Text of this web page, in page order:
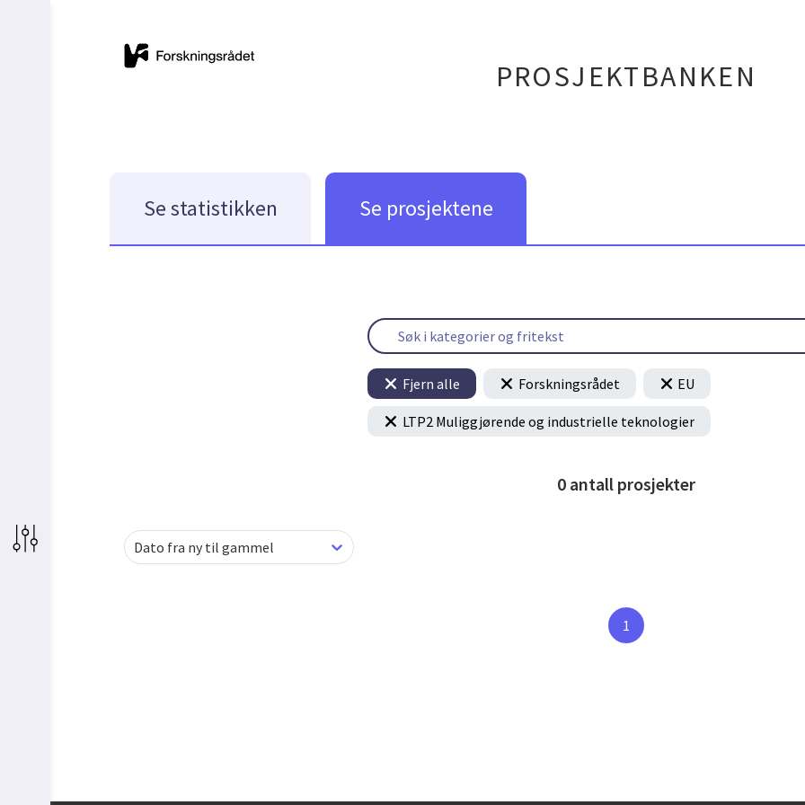
PROSJEKTBANKEN
Se statistikken Se prosjektene
Fjern alle Forskningsrådet EU
LTP2 Muliggjørende og industrielle teknologier
0 antall prosjekter
Dato fra ny til gammel
1